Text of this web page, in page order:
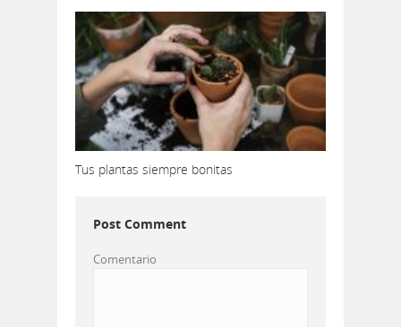
Tus plantas siempre bonitas
Post Comment
Comentario